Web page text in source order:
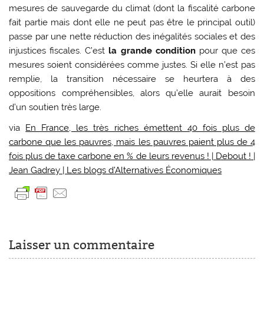
mesures de sauvegarde du climat (dont la fiscalité carbone
fait partie mais dont elle ne peut pas être le principal outil)
passe par une nette réduction des inégalités sociales et des
injustices fiscales. C’est la grande conditionpour que ces
mesures soient considérées comme justes. Si elle n’est pas
remplie, la transition nécessaire se heurtera à des
oppositions compréhensibles, alors qu’elle aurait besoin
d’un soutien très large.
via En France, les très riches émettent 40 fois plus de
carbone que les pauvres, mais les pauvres paient plus de 4
fois plus de taxe carbone en % de leurs revenus ! | Debout ! |
Jean Gadrey | Les blogs d’Alternatives Économiques
Laisser un commentaire